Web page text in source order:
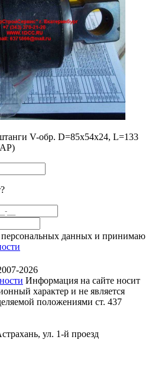
V-обр. D=85x54x24, L=133
персональных данных и принимаю
2026
Информация на сайте носит
характер и не является
положениями ст. 437
ул. 1-й проезд